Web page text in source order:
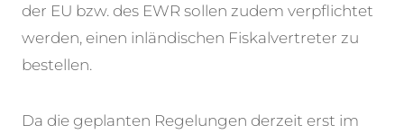
der EU bzw. des EWR sollen zudem verpflichtet
werden, einen inländischen Fiskalvertreter zu
bestellen.
Da die geplanten Regelungen derzeit erst im